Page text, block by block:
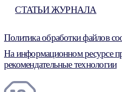
СТАТЬИ ЖУРНАЛА
Политика обработки файлов
На информационном ресурсе
рекомендательные технологии